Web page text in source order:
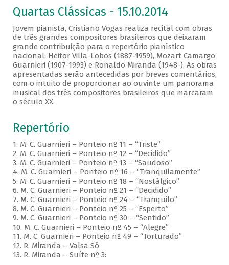
Quartas Clássicas - 15.10.2014
Jovem pianista, Cristiano Vogas realiza recital com obras
de três grandes compositores brasileiros que deixaram
grande contribuição para o repertório pianístico
nacional: Heitor Villa-Lobos (1887-1959), Mozart Camargo
Guarnieri (1907-1993) e Ronaldo Miranda (1948-). As obras
apresentadas serão antecedidas por breves comentários,
com o intuito de proporcionar ao ouvinte um panorama
musical dos três compositores brasileiros que marcaram
o século XX.
Repertório
1. M. C. Guarnieri – Ponteio nº 11 – “Triste”
2. M. C. Guarnieri – Ponteio nº 12 – “Decidido”
3. M. C. Guarnieri – Ponteio nº 13 – “Saudoso”
4. M. C. Guarnieri – Ponteio nº 16 – “Tranquilamente”
5. M. C. Guarnieri – Ponteio nº 18 – “Nostálgico”
6. M. C. Guarnieri – Ponteio nº 21 – “Decidido”
7. M. C. Guarnieri – Ponteio nº 24 – “Tranquilo”
8. M. C. Guarnieri – Ponteio nº 25 – “Esperto”
9. M. C. Guarnieri – Ponteio nº 30 – “Sentido”
10. M. C. Guarnieri – Ponteio nº 45 – “Alegre”
11. M. C. Guarnieri – Ponteio nº 49 – “Torturado”
12. R. Miranda – Valsa Só
13. R. Miranda – Suíte nº 3: